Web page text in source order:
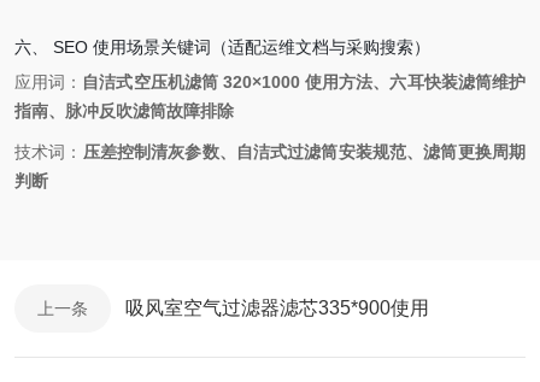
六、 SEO 使用场景关键词（适配运维文档与采购搜索）
应用词： 自洁式空压机滤筒 320×1000 使用方法、六耳快装滤筒维护
指南、脉冲反吹滤筒故障排除
技术词： 压差控制清灰参数、自洁式过滤筒安装规范、滤筒更换周期
判断
上一条 吸风室空气过滤器滤芯335*900使用